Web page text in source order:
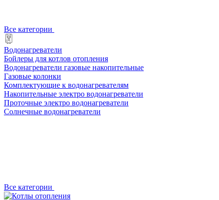
Все категории
Водонагреватели
Бойлеры для котлов отопления
Водонагреватели газовые накопительные
Газовые колонки
Комплектующие к водонагревателям
Накопительные электро водонагреватели
Проточные электро водонагреватели
Солнечные водонагреватели
Все категории